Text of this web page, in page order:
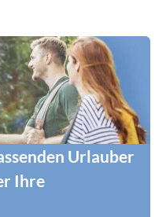
Urlauber
Ihre